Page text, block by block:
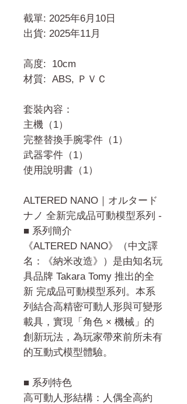
截單: 2025年6月10日
出貨: 2025年11月
高度: 10cm
材質: ABS, ＰＶＣ
套裝內容：
主機（1）
完整替換手腕零件（1）
武器零件（1）
使用說明書（1）
ALTERED NANO｜オルタード
ナノ 全新完成品可動模型系列 -
■ 系列簡介
《ALTERED NANO》（中文譯
名：《納米改造》）是由知名玩
具品牌 Takara Tomy 推出的全
新 完成品可動模型系列。本系
列結合高精密可動人形與可變形
載具，實現「角色 × 機械」的
創新玩法，為玩家帶來前所未有
的互動式模型體驗。
■ 系列特色
高可動人形結構：人偶全高約